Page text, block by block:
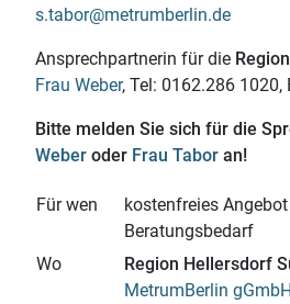
s.tabor@metrumberlin.de
Ansprechpartnerin für die
Frau Weber, Tel: 0162.286 1020,
Bitte melden Sie sich für die
Weber oder Frau Tabor an!
Für wen
kostenfreies
Beratungsbedarf
Wo
Region Hellersdorf
MetrumBerlin